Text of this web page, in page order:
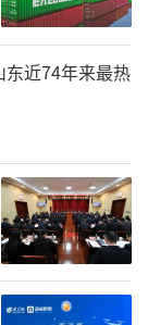
、山东力明
王力一已经
，将学校几
近74年来最热